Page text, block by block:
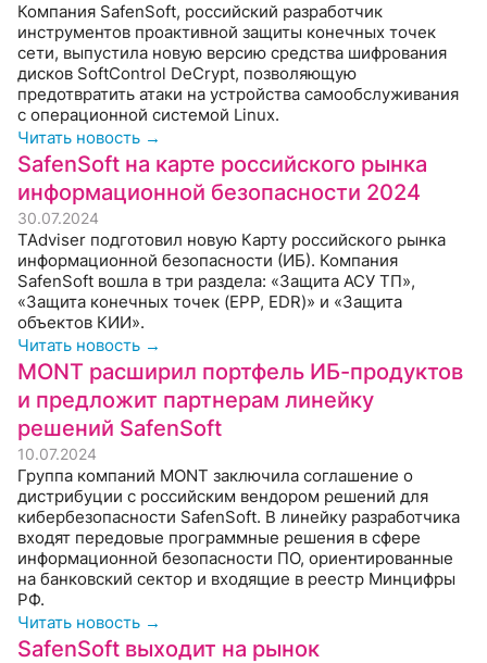
Компания SafenSoft, российский разработчик
инструментов проактивной защиты конечных точек
сети, выпустила новую версию средства шифрования
дисков SoftControl DeCrypt, позволяющую
предотвратить атаки на устройства самообслуживания
c операционной системой Linux.
Читать новость →
SafenSoft на карте российского рынка
информационной безопасности 2024
30.07.2024
TAdviser подготовил новую Карту российского рынка
информационной безопасности (ИБ). Компания
SafenSoft вошла в три раздела: «Защита АСУ ТП»,
«Защита конечных точек (EPP, EDR)» и «Защита
объектов КИИ».
Читать новость →
MONT расширил портфель ИБ-продуктов
и предложит партнерам линейку
решений SafenSoft
10.07.2024
Группа компаний MONT заключила соглашение о
дистрибуции с российским вендором решений для
кибербезопасности SafenSoft. В линейку разработчика
входят передовые программные решения в сфере
информационной безопасности ПО, ориентированные
на банковский сектор и входящие в реестр Минцифры
РФ.
Читать новость →
SafenSoft выходит на рынок